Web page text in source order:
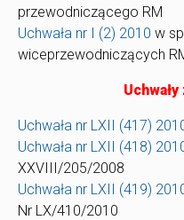
przewodniczącego RM
Uchwała nr I (2) 2010 w
wiceprzewodniczących
Uchwała nr LXII (417)
Uchwała nr LXII (418)
XXVIII/205/2008
Uchwała nr LXII (419)
Nr LX/410/2010